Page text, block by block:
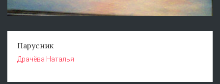
Парусник
Драчёва Наталья